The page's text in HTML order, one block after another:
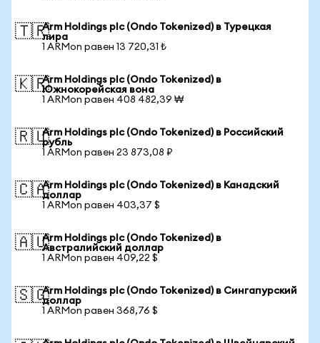
🇹🇷Arm Holdings plc (Ondo Tokenized) в Турецкая
лира
1 ARMon равен 13 720,31 ₺
🇰🇷Arm Holdings plc (Ondo Tokenized) в
Южнокорейская вона
1 ARMon равен 408 482,39 ₩
🇷🇺Arm Holdings plc (Ondo Tokenized) в Российский
рубль
1 ARMon равен 23 873,08 ₽
🇨🇦Arm Holdings plc (Ondo Tokenized) в Канадский
доллар
1 ARMon равен 403,37 $
🇦🇺Arm Holdings plc (Ondo Tokenized) в
Австралийский доллар
1 ARMon равен 409,22 $
🇸🇬Arm Holdings plc (Ondo Tokenized) в Сингапурский
доллар
1 ARMon равен 368,76 $